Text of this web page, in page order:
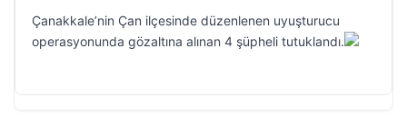
Çanakkale’nin Çan ilçesinde düzenlenen uyuşturucu
operasyonunda gözaltına alınan 4 şüpheli tutuklandı.